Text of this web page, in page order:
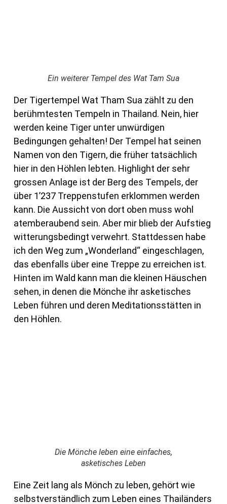
Ein weiterer Tempel des Wat Tam Sua
Der Tigertempel Wat Tham Sua zählt zu den
berühmtesten Tempeln in Thailand. Nein, hier
werden keine Tiger unter unwürdigen
Bedingungen gehalten! Der Tempel hat seinen
Namen von den Tigern, die früher tatsächlich
hier in den Höhlen lebten. Highlight der sehr
grossen Anlage ist der Berg des Tempels, der
über 1’237 Treppenstufen erklommen werden
kann. Die Aussicht von dort oben muss wohl
atemberaubend sein. Aber mir blieb der Aufstieg
witterungsbedingt verwehrt. Stattdessen habe
ich den Weg zum „Wonderland“ eingeschlagen,
das ebenfalls über eine Treppe zu erreichen ist.
Hinten im Wald kann man die kleinen Häuschen
sehen, in denen die Mönche ihr asketisches
Leben führen und deren Meditationsstätten in
den Höhlen.
Die Mönche leben eine einfaches,
asketisches Leben
Eine Zeit lang als Mönch zu leben, gehört wie
selbstverständlich zum Leben eines Thailänders